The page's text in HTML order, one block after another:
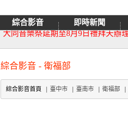
綜合影音 即時新聞
宜蘭童玩節7月13日重新開園
大同音樂祭延期至8月9日禮拜天辦理
綜合影音 - 衛福部
綜合影音首頁 | 臺中市 臺南市 衛福部